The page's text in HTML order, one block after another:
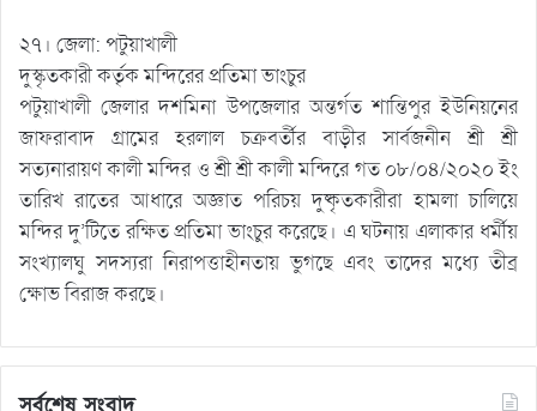
২৭। জেলা: পটুয়াখালী
দুস্কৃতকারী কর্তৃক মন্দিরের প্রতিমা ভাংচুর
পটুয়াখালী জেলার দশমিনা উপজেলার অন্তর্গত শান্তিপুর ইউনিয়নের
জাফরাবাদ গ্রামের হরলাল চক্রবর্তীর বাড়ীর সার্বজনীন শ্রী শ্রী
সত্যনারায়ণ কালী মন্দির ও শ্রী শ্রী কালী মন্দিরে গত ০৮/০৪/২০২০ ইং
তারিখ রাতের আধারে অজ্ঞাত পরিচয় দুষ্কৃতকারীরা হামলা চালিয়ে
মন্দির দু’টিতে রক্ষিত প্রতিমা ভাংচুর করেছে। এ ঘটনায় এলাকার ধর্মীয়
সংখ্যালঘু সদস্যরা নিরাপত্তাহীনতায় ভুগছে এবং তাদের মধ্যে তীব্র
ক্ষোভ বিরাজ করছে।